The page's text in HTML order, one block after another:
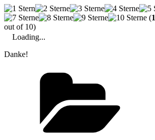
(1
out of 10)
Loading...
Danke!